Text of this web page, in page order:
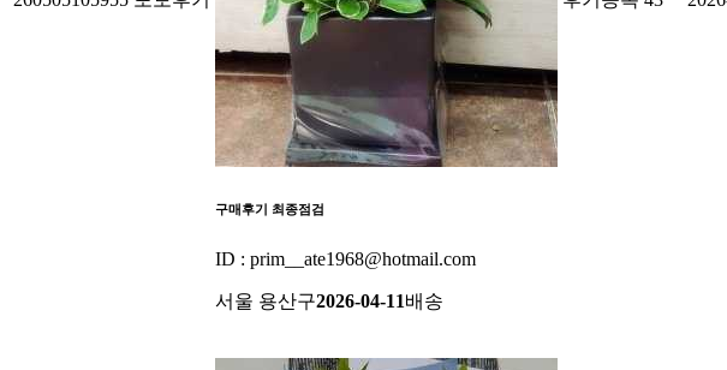
구매후기 최종점검
ID : prim__ate1968@hotmail.com
서울 용산구2026-04-11배송